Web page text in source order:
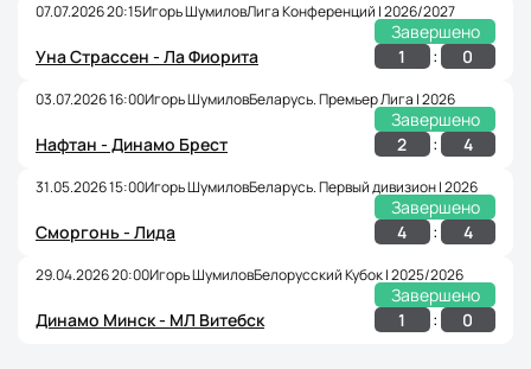
07.07.2026 20:15Игорь ШумиловЛига Конференций | 2026/2027
Завершено
Уна Страссен - Ла Фиорита
1 : 0
03.07.2026 16:00Игорь ШумиловБеларусь. Премьер Лига | 2026
Завершено
Нафтан - Динамо Брест
2 : 4
31.05.2026 15:00Игорь ШумиловБеларусь. Первый дивизион | 2026
Завершено
Сморгонь - Лида
4 : 4
29.04.2026 20:00Игорь ШумиловБелорусский Кубок | 2025/2026
Завершено
Динамо Минск - МЛ Витебск
1 : 0